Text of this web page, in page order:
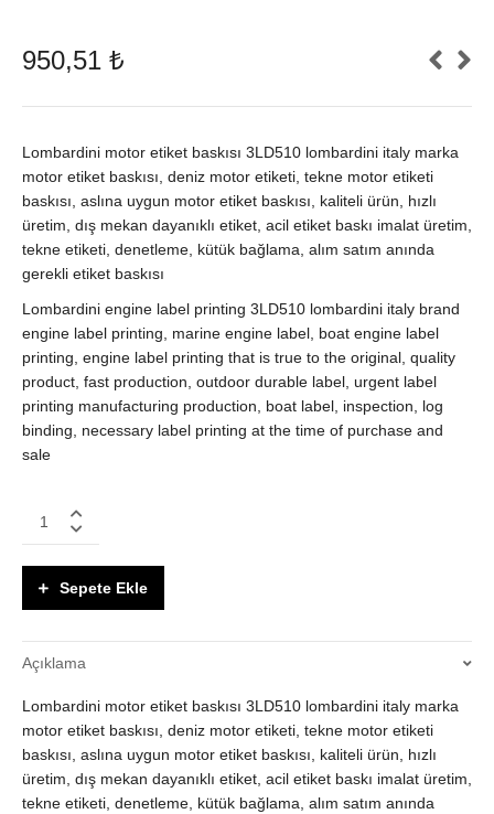
950,51 ₺
Lombardini motor etiket baskısı 3LD510 lombardini italy marka
motor etiket baskısı, deniz motor etiketi, tekne motor etiketi
baskısı, aslına uygun motor etiket baskısı, kaliteli ürün, hızlı
üretim, dış mekan dayanıklı etiket, acil etiket baskı imalat üretim,
tekne etiketi, denetleme, kütük bağlama, alım satım anında
gerekli etiket baskısı
Lombardini engine label printing 3LD510 lombardini italy brand
engine label printing, marine engine label, boat engine label
printing, engine label printing that is true to the original, quality
product, fast production, outdoor durable label, urgent label
printing manufacturing production, boat label, inspection, log
binding, necessary label printing at the time of purchase and
sale
Lombardini
Made
motor
baskısı
quantity
Sepete Ekle
Açıklama
Lombardini motor etiket baskısı 3LD510 lombardini italy marka
motor etiket baskısı, deniz motor etiketi, tekne motor etiketi
baskısı, aslına uygun motor etiket baskısı, kaliteli ürün, hızlı
üretim, dış mekan dayanıklı etiket, acil etiket baskı imalat üretim,
tekne etiketi, denetleme, kütük bağlama, alım satım anında